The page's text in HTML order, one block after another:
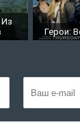
Герои: